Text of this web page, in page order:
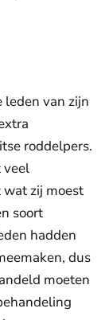
van zijn
roddelpers.
veel
zij moest
soort
hadden
dus
moeten